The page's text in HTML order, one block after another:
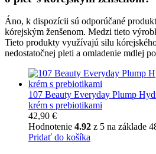
Áno, k dispozícii sú odporúčané
kórejským ženšenom. Medzi tieto
Tieto produkty využívajú silu
nedostatočnej pleti a omladenie mdlej
107 Beauty Everyday Plump
krém s prebiotikami
42,90 €
Hodnotenie 4.92 z 5 na základe
Pridať do košíka